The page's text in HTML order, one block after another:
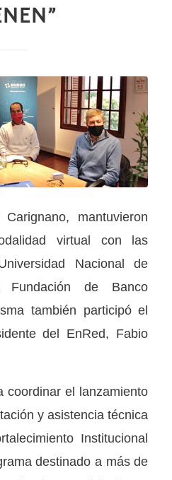
mantuvieron
virtual con las
Nacional de
de Banco
también participó el
del EnRed, Fabio
coordinar el lanzamiento
y asistencia técnica
Institucional
destinado a más de